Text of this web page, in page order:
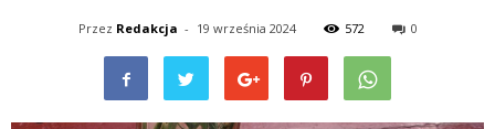
Przez Redakcja - 19 września 2024 572 0